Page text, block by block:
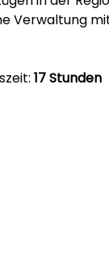
Verwaltung
17 Stunden